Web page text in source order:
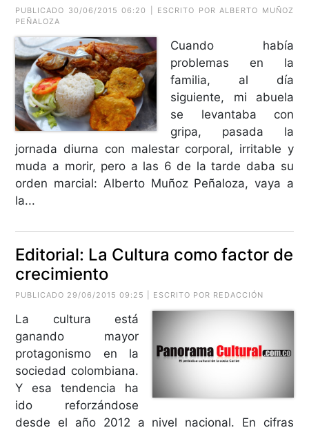
PUBLICADO 30/06/2015 06:20 | ESCRITO POR ALBERTO MUÑOZ
PEÑALOZA
Cuando había
problemas en la
familia, al día
siguiente, mi abuela
se levantaba con
gripa, pasada la
jornada diurna con malestar corporal, irritable y
muda a morir, pero a las 6 de la tarde daba su
orden marcial: Alberto Muñoz Peñaloza, vaya a
la...
Editorial: La Cultura como factor de
crecimiento
PUBLICADO 29/06/2015 09:25 | ESCRITO POR REDACCIÓN
La cultura está
ganando mayor
protagonismo en la
sociedad colombiana.
Y esa tendencia ha
ido reforzándose
desde el año 2012 a nivel nacional. En cifras